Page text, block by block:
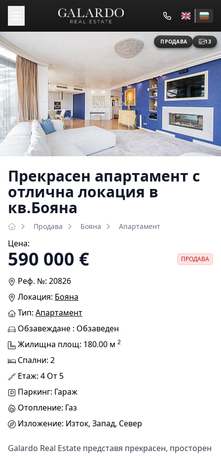
ПРОДАВА 13
Прекрасен апартамент с
отлична локация в
кв.Бояна
Продава Бояна Апартамент
Цена:
590 000 € ПРОДАВА
Реф. №: 20826
Локация: Бояна
Тип: Апартамент
Обзавеждане : Обзаведен
Жилищна площ: 180.00 м 2
Спални: 2
Етаж: 4 От 5
Паркинг: Гараж
Отопление: Газ
Изложение: Изток, Запад, Север
Galardo Real Estate представя прекрасен, просторен